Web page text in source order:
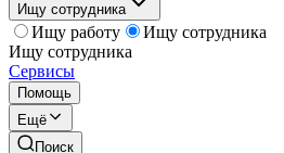
Ищу сотрудника
Ищу работу
Ищу сотрудника
Ищу сотрудника
Сервисы
Помощь
Ещё
Поиск